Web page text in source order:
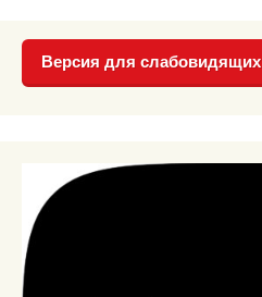
Версия для слабовидящих